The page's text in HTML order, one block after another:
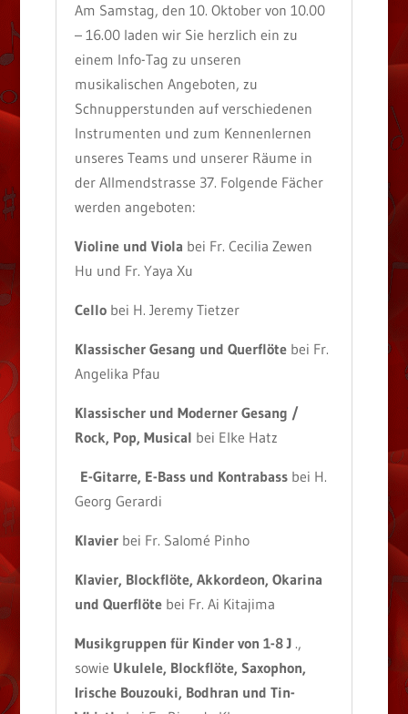
Am Samstag, den 10. Oktober von 10.00
– 16.00 laden wir Sie herzlich ein zu
einem Info-Tag zu unseren
musikalischen Angeboten, zu
Schnupperstunden auf verschiedenen
Instrumenten und zum Kennenlernen
unseres Teams und unserer Räume in
der Allmendstrasse 37. Folgende Fächer
werden angeboten:
Violine und Viola bei Fr. Cecilia Zewen
Hu und Fr. Yaya Xu
Cellobei H. Jeremy Tietzer
Klassischer Gesang und Querflötebei Fr.
Angelika Pfau
Klassischer und Moderner Gesang /
Rock, Pop, Musical bei Elke Hatz
E-Gitarre, E-Bass und Kontrabassbei H.
Georg Gerardi
Klavierbei Fr. Salomé Pinho
Klavier, Blockflöte, Akkordeon, Okarina
und Querflötebei Fr. Ai Kitajima
Musikgruppen für Kinder von 1-8 J .,
sowie Ukulele, Blockflöte, Saxophon,
Irische Bouzouki, Bodhran und Tin-